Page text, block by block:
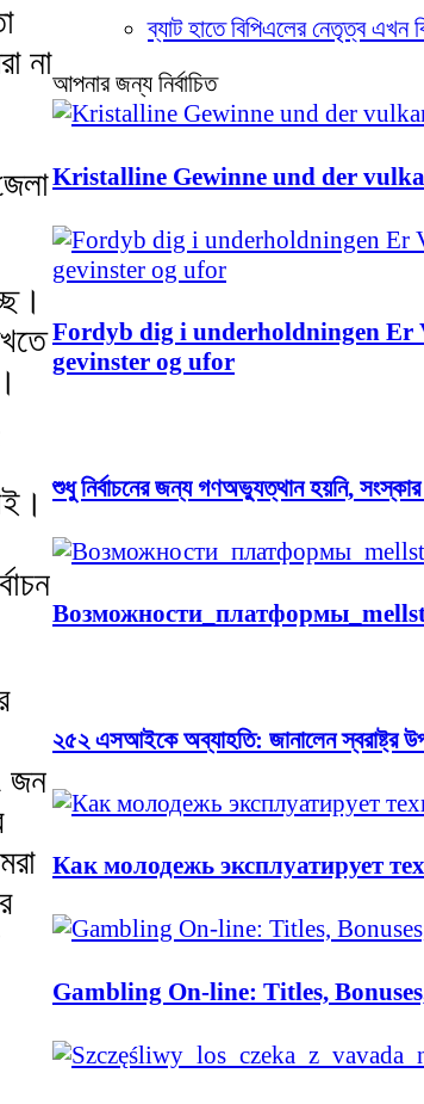
না
জন
ব্যাট হাতে বিপিএলের নেতৃত্ব এখন
আপনার জন্য নির্বাচিত
Kristalline Gewinne und der
Fordyb dig i underholdningen Er
gevinster og ufor
শুধু নির্বাচনের জন্য গণঅভ্যুত্থান হয়নি,
২৫২ এসআইকে অব্যাহতি: জানালেন স্বরাষ্ট্র
Как молодежь эксплуатирует
Gambling On-line: Titles,